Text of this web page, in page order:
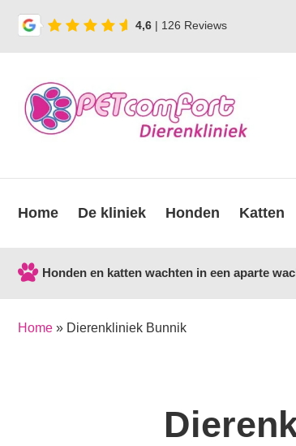
4,6| 126 Reviews
Home De kliniek Honden Katten
Honden en katten wachten in een aparte
Home » Dierenkliniek Bunnik